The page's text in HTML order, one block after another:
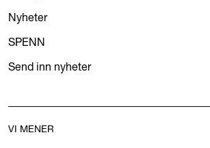
Nyheter
SPENN
Send inn nyheter
VI MENER